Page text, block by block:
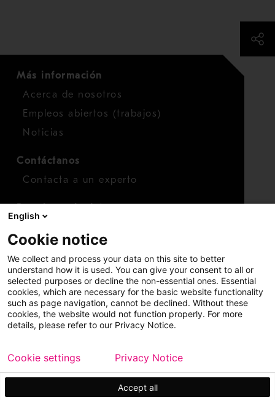
Más información
Acerca de nosotros
Empleos abiertos (trabajos)
Noticias
Contáctanos
Contacta a un experto
Finanzas
Acciones
Copyright © 2026 Metso
Mapa del sitio
Información legal
Privacidad Marca comercial
English
Cookie notice
We collect and process your data on this site to better
understand how it is used. You can give your consent to all or
selected purposes or decline the non-essential ones. Essential
cookies, which are necessary for the basic website functionality
such as page navigation, cannot be declined. Without these
cookies, the website would not function properly. For more
details, please refer to our Privacy Notice.
Accept all
Cookie settings Privacy Notice